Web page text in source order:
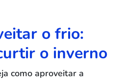
o frio:
o inverno
como aproveitar a